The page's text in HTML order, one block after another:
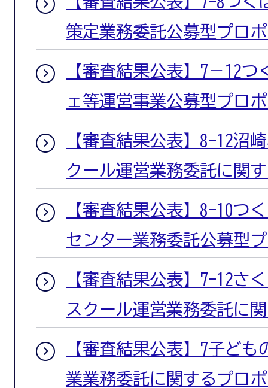
策定業務委託公募型プロ
【審査結果公表】7－12
ェ等運営事業公募型プロ
【審査結果公表】8-12沼
クール運営業務委託に関
【審査結果公表】8-10つ
センター業務委託公募型
【審査結果公表】7-12さ
スクール運営業務委託に
【審査結果公表】7子ど
業業務委託に関するプロ